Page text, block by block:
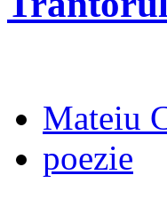
Mateiu
poezie